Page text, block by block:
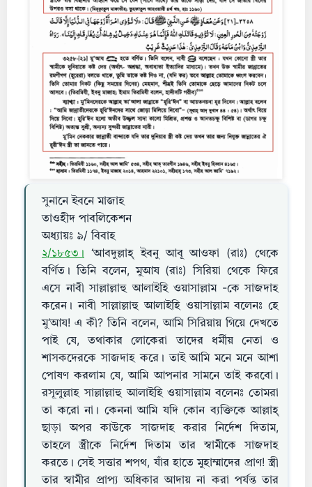
সুনানে ইবনে মাজাহ
তাওহীদ পাবলিকেশন
অধ্যায়ঃ ৯/ বিবাহ
২/১৮৫৩। ‘আবদুল্লাহ্ ইবনু আবূ আওফা (রাঃ) থেকে
বর্ণিত। তিনি বলেন, মুআয (রাঃ) সিরিয়া থেকে ফিরে
এসে নাবী সাল্লাল্লাহু আলাইহি ওয়াসাল্লাম -কে সাজদাহ
করেন। নাবী সাল্লাল্লাহু আলাইহি ওয়াসাল্লাম বলেনঃ হে
মু‘আয! এ কী? তিনি বলেন, আমি সিরিয়ায় গিয়ে দেখতে
পাই যে, তথাকার লোকেরা তাদের ধর্মীয় নেতা ও
শাসকদেরকে সাজদাহ করে। তাই আমি মনে মনে আশা
পোষণ করলাম যে, আমি আপনার সামনে তাই করবো।
রসূলুল্লাহ সাল্লাল্লাহু আলাইহি ওয়াসাল্লাম বলেনঃ তোমরা
তা করো না। কেননা আমি যদি কোন ব্যক্তিকে আল্লাহ্
ছাড়া অপর কাউকে সাজদাহ করার নির্দেশ দিতাম,
তাহলে স্ত্রীকে নির্দেশ দিতাম তার স্বামীকে সাজদাহ
করতে। সেই সত্তার শপথ, যাঁর হাতে মুহাম্মাদের প্রাণ! স্ত্রী
তার স্বামীর প্রাপ্য অধিকার আদায় না করা পর্যন্ত তার